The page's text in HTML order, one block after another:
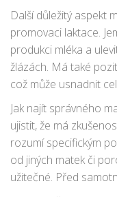
břicha, kde se
regenerace dělohy a
Další důležitý aspekt
promovaci laktace.
produkci mléka a
žlázách. Má také
což může usnadnit
masér je vyškolený v
dosažení těchto
Jak najít správného
ujistit, že má
rozumí specifickým
od jiných matek či
užitečné. Před